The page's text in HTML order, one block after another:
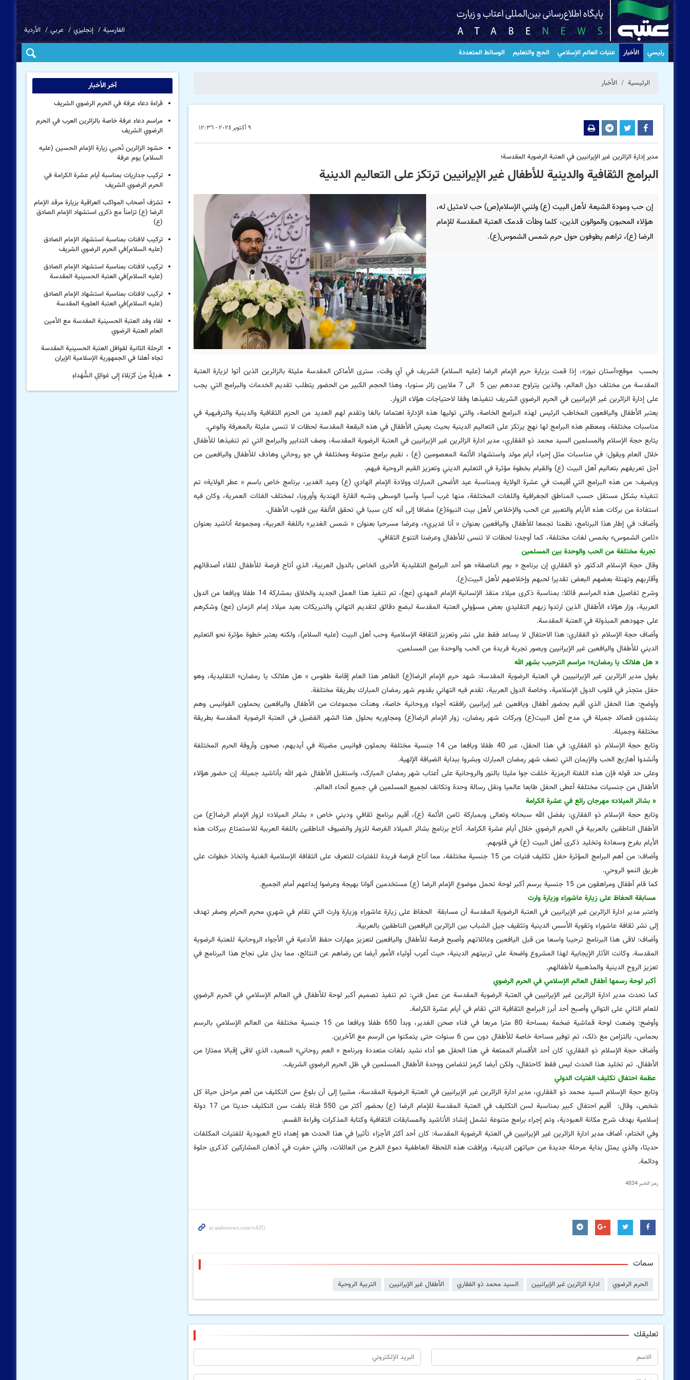
الفارسية إنجليزي عربي الأردية
رئيسي الأخبار عتبات العالم الإسلامي الحج والتعليم الوسائط المتعددة
الرئيسية الأخبار
٩ أكتوبر ٢٠٢٤ - ١٢:٣٦
مدير إدارة الزائرین غیر الإیرانیین في العتبة الرضویة المقدسة؛
البرامج الثقافية والدينية للأطفال غير الإيرانيين ترتكز على التعاليم الدينية
إن حب ومودة الشيعة لأهل البيت (ع) ولنبي الإسلام(ص) حب لامثیل له،
هؤلاء المحبون والموالون الذين، كلما وطأت قدمک العتبة المقدسة للإمام
الرضا (ع)، تراهم يطوفون حول حرم شمس الشموس(ع).
بحسب موقع«آستان نيوز»، إذا قمت بزيارة حرم الإمام الرضا (عليه السلام) الشریف في أي وقت، ستری الأماكن المقدسة مليئة بالزائرین الذين أتوا لزیارة العتبة
المقدسة من مختلف دول العالم، والذين يتراوح عددهم بين 5 الی 7 ملايين زائر سنويا، وهذا الحجم الكبير من الحضور يتطلب تقديم الخدمات والبرامج التي يجب
على إدارة الزائرین غیر الإیرانیین في الحرم الرضوي الشریف تنفيذها وفقا لاحتياجات هؤلاء الزوار.
یعتبر الأطفال واليافعون المخاطب الرئیس لهذه البرامج الخاصة، والتي تولیها هذه الإدارة اهتماما بالغا وتقدم لهم العديد من الحزم الثقافية والدينية والترفيهية في
مناسبات مختلفة، ومعظم هذه البرامج لها نهج یرتکز على التعاليم الدينية بحيث يعيش الأطفال في هذه البقعة المقدسة لحظات لا تنسى ملیئة بالمعرفة والوعي.
یتابع حجة الإسلام والمسلمین السيد محمد ذو الفقاري، مدير ادارة الزائرین غير الإيرانيين في العتبة الرضوية المقدسة، وصف التدابير والبرامج التي تم تنفيذها للأطفال
خلال العام ويقول: في مناسبات مثل إحياء أيام مولد واستشهاد الأئمة المعصومین (ع) ، نقیم برامج متنوعة ومختلفة في جو روحاني وهادف للأطفال واليافعين من
أجل تعريفهم بتعاليم أهل البيت (ع) والقیام بخطوة مؤثرة في التعليم الديني وتعزيز القيم الروحية فيهم.
ویضیف: من هذه البرامج التي أقيمت في عشرة الولاية وبمناسبة عيد الأضحى المبارك وولادة الإمام الهادي (ع) وعيد الغدير، برنامج خاص باسم « عطر الولایة» تم
تنفيذه بشكل مستقل حسب المناطق الجغرافیة واللغات المختلفة، منها غرب آسيا وآسيا الوسطى وشبه القارة الهندیة وأوروبا، لمختلف الفئات العمرية، وكان فيه
استفادة من بركات هذه الأيام والتعبير عن الحب والإخلاص لأهل بیت النبوة(ع) مضافا إلى أنه كان سببا في تحقق الألفة بین قلوب الأطفال.
وأضاف: في إطار هذا البرنامج، نظمنا تجمعا للأطفال واليافعين بعنوان « أنا غديري»، وعرضا مسرحيا بعنوان « شمس الغدير» باللغة العربية، ومجموعة أناشید بعنوان
«ثامن الشموس» بخمس لغات مختلفة، كما أوجدنا لحظات لا تنسى للأطفال وعرضنا التنوع الثقافي.
تجربة مختلفة من الحب والوحدة بين المسلمين
وقال حجة الإسلام الدکتور ذو الفقاري إن برنامج « یوم الناصفة» هو أحد البرامج التقليدية الأخرى الخاص بالدول العربية، الذي أتاح فرصة للأطفال للقاء أصدقائهم
وأقاربهم وتهنئة بعضهم البعض تقديرا لحبهم وإخلاصهم لأهل البيت(ع).
وشرح تفاصيل هذه المراسم قائلا: بمناسبة ذكرى ميلاد منقذ الإنسانية الإمام المهدي (عج)، تم تنفيذ هذا العمل الجديد والخلاق بمشاركة 14 طفلا ويافعا من الدول
العربية، وزار هؤلاء الأطفال الذين ارتدوا زیهم التقلیدي بعض مسؤولي العتبة المقدسة لبضع دقائق لتقدیم التهاني والتبریکات بعيد ميلاد إمام الزمان (عج) وشكرهم
على جهودهم المبذولة في العتبة المقدسة.
وأضاف حجة الإسلام ذو الفقاري: هذا الاحتفال لا يساعد فقط على نشر وتعزیز الثقافة الإسلامية وحب أهل البيت (عليه السلام)، ولكنه یعتبر خطوة مؤثرة نحو التعليم
الديني للأطفال واليافعين غير الإيرانيين ويصور تجربة فريدة من الحب والوحدة بين المسلمین.
« هل هلالک یا رمضان»؛ مراسم الترحیب بشهر الله
يقول مدير الزائرین غیر الإیرانییین في العتبة الرضوية المقدسة: شهد حرم الإمام الرضا(ع) الطاهر هذا العام إقامة طقوس « هل هلالک یا رمضان» التقليدية، وهو
حفل متجذر في قلوب الدول الإسلامية، وخاصة الدول العربية، تقدم فیه التهاني بقدوم شهر رمضان المبارك بطريقة مختلفة.
وأوضح: هذا الحفل الذي أقيم بحضور أطفال ويافعين غير إيرانيين رافقته أجواء وروحانية خاصة، وهنأت مجموعات من الأطفال واليافعين يحملون الفوانيس وهم
ینشدون قصائد جميلة في مدح أهل البيت(ع) وبركات شهر رمضان، زوار الإمام الرضا(ع) ومجاوريه بحلول هذا الشهر الفضیل في العتبة الرضوية المقدسة بطريقة
مختلفة وجميلة.
وتابع حجة الإسلام ذو الفقاري: في هذا الحفل، عبر 40 طفلا ويافعا من 14 جنسية مختلفة يحملون فوانيس مضیئة في أيديهم، صحون وأروقة الحرم المختلفة
وأنشدوا أهازیج الحب والإيمان التي تصف شهر رمضان المبارك وبشروا ببداية الضیافة الإلهیة.
وعلى حد قوله فإن هذه اللفتة الرمزية خلقت جوا مليئا بالنور والروحانية علی أعتاب شهر رمضان المبارک، واستقبل الأطفال شهر الله بأناشید جميلة. إن حضور هؤلاء
الأطفال من جنسيات مختلفة أعطى الحفل طابعا عالميا ونقل رسالة وحدة وتکاتف لجميع المسلمين في جميع أنحاء العالم.
« بشائر المیلاد» مهرجان رائع في عشرة الکرامة
وتابع حجة الإسلام ذو الفقاري: بفضل الله سبحانه وتعالى وبمباركة ثامن الأئمة (ع)، أقيم برنامج ثقافي وديني خاص « بشائر المیلاد» لزوار الإمام الرضا(ع) من
الأطفال الناطقين بالعربية في الحرم الرضوي خلال أیام عشرة الکرامة. أتاح برنامج بشائر المیلاد الفرصة للزوار والضيوف الناطقين باللغة العربية للاستمتاع ببركات هذه
الأيام بفرح وسعادة وتخلید ذكرى أهل البيت (ع) في قلوبهم.
وأضاف: من أهم البرامج المؤثرة حفل تکلیف فتيات من 15 جنسية مختلفة، مما أتاح فرصة فريدة للفتيات للتعرف على الثقافة الإسلامية الغنية واتخاذ خطوات على
طريق النمو الروحي.
كما قام أطفال ومراهقون من 15 جنسية برسم أكبر لوحة تحمل موضوع الإمام الرضا (ع) مستخدمین ألوانا بهيجة وعرضوا إبداعهم أمام الجمیع.
مسابقة الحفاظ على زيارة عاشوراء وزيارة وارث
واعتبر مدير ادارة الزائرین غیر الإیرانیین في العتبة الرضوية المقدسة أن مسابقة الحفاظ علی زیارة عاشوراء وزیارة وارث التي تقام في شهري محرم الحرام وصفر تهدف
إلى نشر ثقافة عاشوراء وتقوية الأسس الدينية وتثقيف جيل الشباب بين الزائرین اليافعين الناطقين بالعربية.
وأضاف: لاقى هذا البرنامج ترحيبا واسعا من قبل اليافعين وعائلاتهم وأصبح فرصة للأطفال واليافعين لتعزيز مهارات حفظ الأدعیة في الأجواء الروحانية للعتبة الرضویة
المقدسة. وكانت الآثار الإيجابية لهذا المشروع واضحة على تربیتهم الدينية، حيث أعرب أولياء الأمور أيضا عن رضاهم عن النتائج، مما يدل على نجاح هذا البرنامج في
تعزيز الروح الدينية والمذهبیة لأطفالهم.
أكبر لوحة رسمها أطفال العالم الإسلامي في الحرم الرضوي
كما تحدث مدير ادارة الزائرین غير الإيرانيين في العتبة الرضوية المقدسة عن عمل فني: تم تنفيذ تصميم أكبر لوحة للأطفال في العالم الإسلامي في الحرم الرضوي
للعام الثاني على التوالي وأصبح أحد أبرز البرامج الثقافية التي تقام في أیام عشرة الکرامة.
وأوضح: وضعت لوحة قماشية ضخمة بمساحة 80 مترا مربعا في فناء صحن الغدير، وبدأ 650 طفلا ويافعا من 15 جنسية مختلفة من العالم الإسلامي بالرسم
بحماس، بالتزامن مع ذلک، تم توفير مساحة خاصة للأطفال دون سن 6 سنوات حتى يتمكنوا من الرسم مع الآخرین.
وأضاف حجة الإسلام ذو الفقاري: كان أحد الأقسام الممتعة في هذا الحفل هو أداء نشيد بلغات متعددة وبرنامج « العم روحاني» السعید، الذي لاقى إقبالا ممتازا من
الأطفال. تم تخلید هذا الحدث ليس فقط كاحتفال، ولكن أيضا كرمز لتضامن ووحدة الأطفال المسلمين في ظل الحرم الرضوي الشریف.
عظمة احتفال تکلیف الفتیات الدولي
وتابع حجة الإسلام السيد محمد ذو الفقاري، مدير ادارة الزائرین غير الإيرانيين في العتبة الرضوية المقدسة، مشیرا إلى أن بلوغ سن التکلیف من أهم مراحل حياة كل
شخص، وقال: أقيم احتفال کبیر بمناسبة لسن التکلیف في العتبة المقدسة للإمام الرضا (ع) بحضور أكثر من 550 فتاة بلغت سن التکلیف حديثا من 17 دولة
إسلامية بهدف شرح مكانة العبودية، وتم إجراء برامج متنوعة تشمل إنشاد الأناشید والمسابقات الثقافية وكتابة المذكرات وقراءة القسم.
وفي الختام، أضاف مدير ادارة الزائرین غير الإيرانيين في العتبة الرضوية المقدسة: كان أحد أكثر الأجزاء تأثیرا في هذا الحدث هو إهداء تاج العبودية للفتيات المکلفات
حديثا، والذي یمثل بداية مرحلة جديدة من حياتهن الدينية، ورافقت هذه اللحظة العاطفية دموع الفرح من العائلات، والتي حفرت في أذهان المشاركين كذكرى حلوة
ودائمة.
رمز الخبر4834
سمات
الحرم الرضوي ادارة الزائرین غیر الإیرانیین السید محمد ذو الفقاري الأطفال غیر الإیرانیین التربیة الروحیة
تعليقك
آخر الأخبار
قراءة دعاء عرفة في الحرم الرضوي الشریف
مراسم دعاء عرفة خاصة بالزائرین العرب في الحرم
الرضوي الشریف
حشود الزائرين تُحيي زيارة الإمام الحسين (عليه
السلام) يوم عرفة
تركيب جداریات بمناسبة أیام عشرة الكرامة في
الحرم الرضوي الشریف
تشرّف أصحاب المواكب العراقية بزيارة مرقد الإمام
الرضا (ع) تزامناً مع ذكرى استشهاد الإمام الصادق
(ع)
تركيب لافتات بمناسبة استشهاد الإمام الصادق
(علیه السلام)في الحرم الرضوي الشریف
تركيب لافتات بمناسبة استشهاد الإمام الصادق
(علیه السلام)في العتبة الحسینیة المقدسة
تركيب لافتات بمناسبة استشهاد الإمام الصادق
(علیه السلام)في العتبة العلویة المقدسة
لقاء وفد العتبة الحسينية المقدسة مع الأمين
العام العتبة الرضوي
الرحلة الثانية لقوافل العتبة الحسينية المقدسة
تجاه أهلنا في الجمهورية الإسلامية الإيران
هَدِيَّةٌ مِنْ كَرْبَلاءَ إِلى عَوائِلِ الشُّهَداءِ